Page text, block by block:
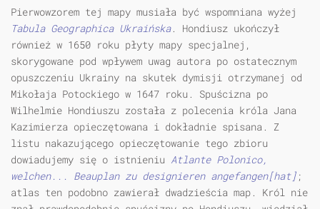
Pierwowzorem tej mapy musiała być wspomniana wyżej
Tabula Geographica Ukraińska. Hondiusz ukończył
również w 1650 roku płyty mapy specjalnej,
skorygowane pod wpływem uwag autora po ostatecznym
opuszczeniu Ukrainy na skutek dymisji otrzymanej od
Mikołaja Potockiego w 1647 roku. Spuścizna po
Wilhelmie Hondiuszu została z polecenia króla Jana
Kazimierza opieczętowana i dokładnie spisana. Z
listu nakazującego opieczętowanie tego zbioru
dowiadujemy się o istnieniu Atlante Polonico,
welchen... Beauplan zu designieren angefangen[hat] ;
atlas ten podobno zawierał dwadzieścia map. Król nie